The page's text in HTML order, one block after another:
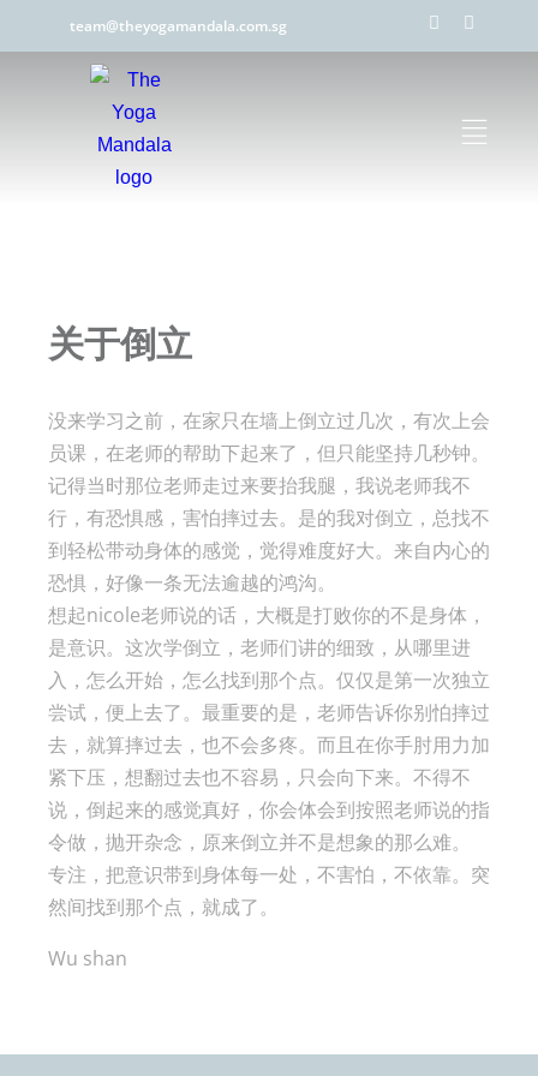
team@theyogamandala.com.sg
关于倒立
没来学习之前，在家只在墙上倒立过几次，有次上会
员课，在老师的帮助下起来了，但只能坚持几秒钟。
记得当时那位老师走过来要抬我腿，我说老师我不
行，有恐惧感，害怕摔过去。是的我对倒立，总找不
到轻松带动身体的感觉，觉得难度好大。来自内心的
恐惧，好像一条无法逾越的鸿沟。
想起nicole老师说的话，大概是打败你的不是身体，
是意识。这次学倒立，老师们讲的细致，从哪里进
入，怎么开始，怎么找到那个点。仅仅是第一次独立
尝试，便上去了。最重要的是，老师告诉你别怕摔过
去，就算摔过去，也不会多疼。而且在你手肘用力加
紧下压，想翻过去也不容易，只会向下来。不得不
说，倒起来的感觉真好，你会体会到按照老师说的指
令做，抛开杂念，原来倒立并不是想象的那么难。
专注，把意识带到身体每一处，不害怕，不依靠。突
然间找到那个点，就成了。
Wu shan